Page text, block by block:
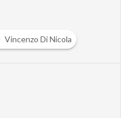
Vincenzo Di Nicola